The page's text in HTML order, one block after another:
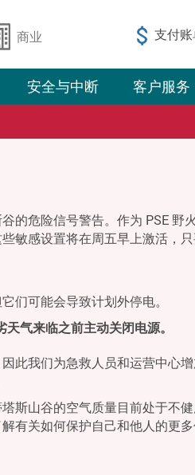
安全与中断 客户服务
商业 支付
的危险信号警告。作为 PSE 野
些敏感设置将在周五早上激活，
们可能会导致计划外停电。
气来临之前主动关闭电源。
此我们为急救人员和运营中心
斯山谷的空气质量目前处于不
有关如何保护自己和他人的更